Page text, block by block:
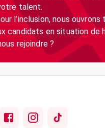
talent.
l’inclusion, nous ouvrons
candidats en situation de